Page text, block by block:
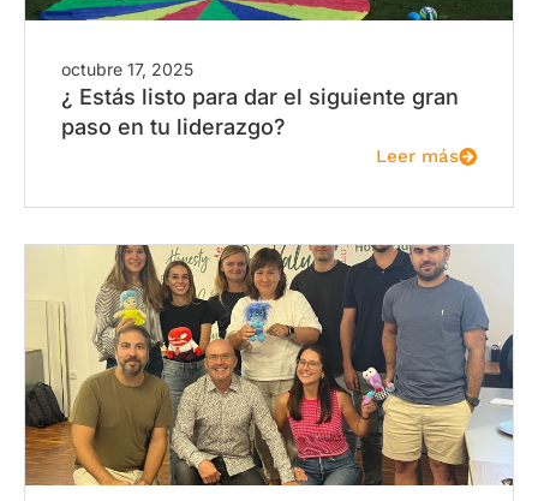
octubre 17, 2025
¿ Estás listo para dar el siguiente gran
paso en tu liderazgo?
Leer más